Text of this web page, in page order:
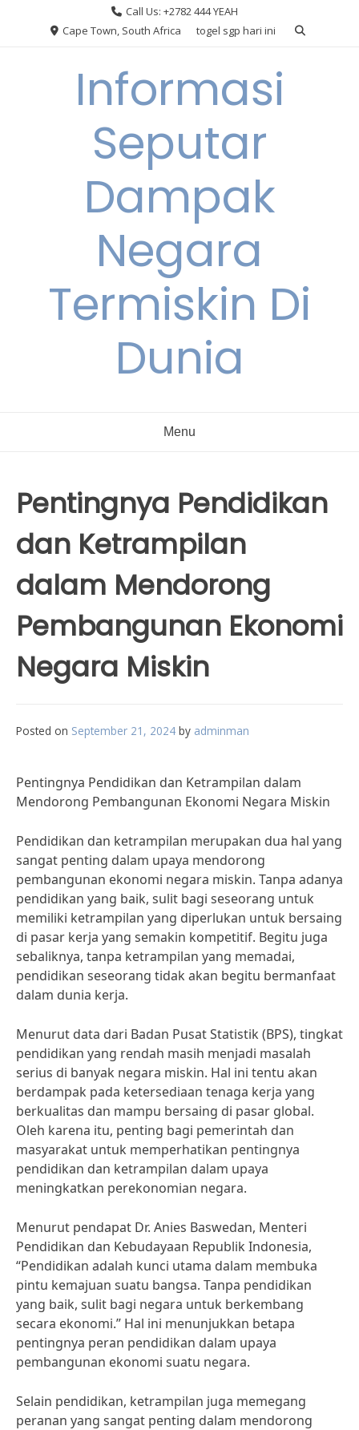
Call Us: +2782 444 YEAH
Cape Town, South Africa
togel sgp hari ini
Informasi
Seputar
Dampak
Negara
Termiskin Di
Dunia
Menu
Pentingnya Pendidikan
dan Ketrampilan
dalam Mendorong
Pembangunan Ekonomi
Negara Miskin
Posted on September 21, 2024 by adminman
Pentingnya Pendidikan dan Ketrampilan dalam
Mendorong Pembangunan Ekonomi Negara Miskin
Pendidikan dan ketrampilan merupakan dua hal yang
sangat penting dalam upaya mendorong
pembangunan ekonomi negara miskin. Tanpa adanya
pendidikan yang baik, sulit bagi seseorang untuk
memiliki ketrampilan yang diperlukan untuk bersaing
di pasar kerja yang semakin kompetitif. Begitu juga
sebaliknya, tanpa ketrampilan yang memadai,
pendidikan seseorang tidak akan begitu bermanfaat
dalam dunia kerja.
Menurut data dari Badan Pusat Statistik (BPS), tingkat
pendidikan yang rendah masih menjadi masalah
serius di banyak negara miskin. Hal ini tentu akan
berdampak pada ketersediaan tenaga kerja yang
berkualitas dan mampu bersaing di pasar global.
Oleh karena itu, penting bagi pemerintah dan
masyarakat untuk memperhatikan pentingnya
pendidikan dan ketrampilan dalam upaya
meningkatkan perekonomian negara.
Menurut pendapat Dr. Anies Baswedan, Menteri
Pendidikan dan Kebudayaan Republik Indonesia,
“Pendidikan adalah kunci utama dalam membuka
pintu kemajuan suatu bangsa. Tanpa pendidikan
yang baik, sulit bagi negara untuk berkembang
secara ekonomi.” Hal ini menunjukkan betapa
pentingnya peran pendidikan dalam upaya
pembangunan ekonomi suatu negara.
Selain pendidikan, ketrampilan juga memegang
peranan yang sangat penting dalam mendorong